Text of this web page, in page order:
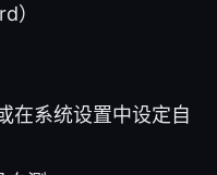
）
在系统设置中设定自